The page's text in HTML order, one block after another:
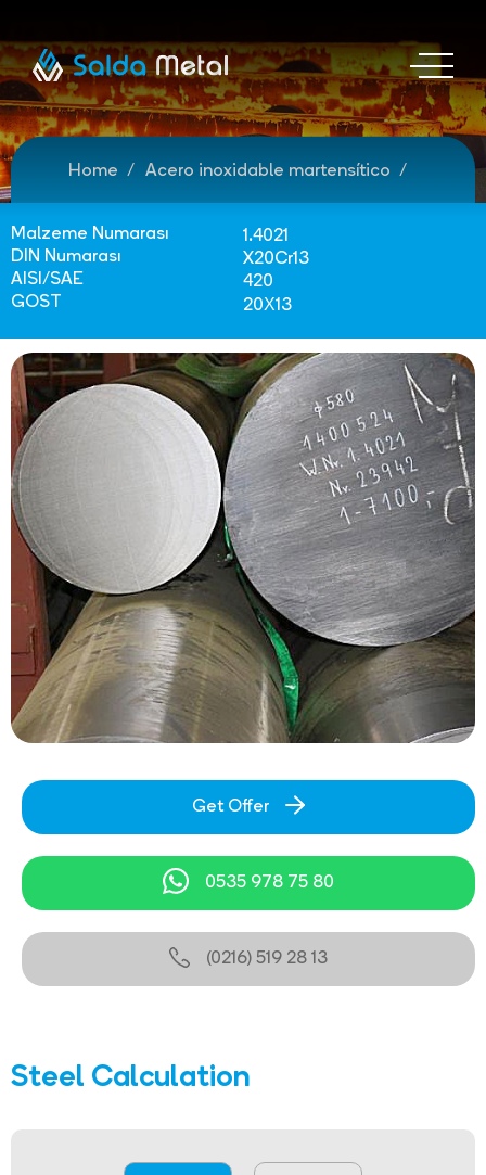
Home Acero inoxidable martensítico
Malzeme Numarası
1.4021
DIN Numarası
X20Cr13
AISI/SAE
420
GOST
20Х13
Get Offer
0535 978 75 80
(0216) 519 28 13
Steel Calculation